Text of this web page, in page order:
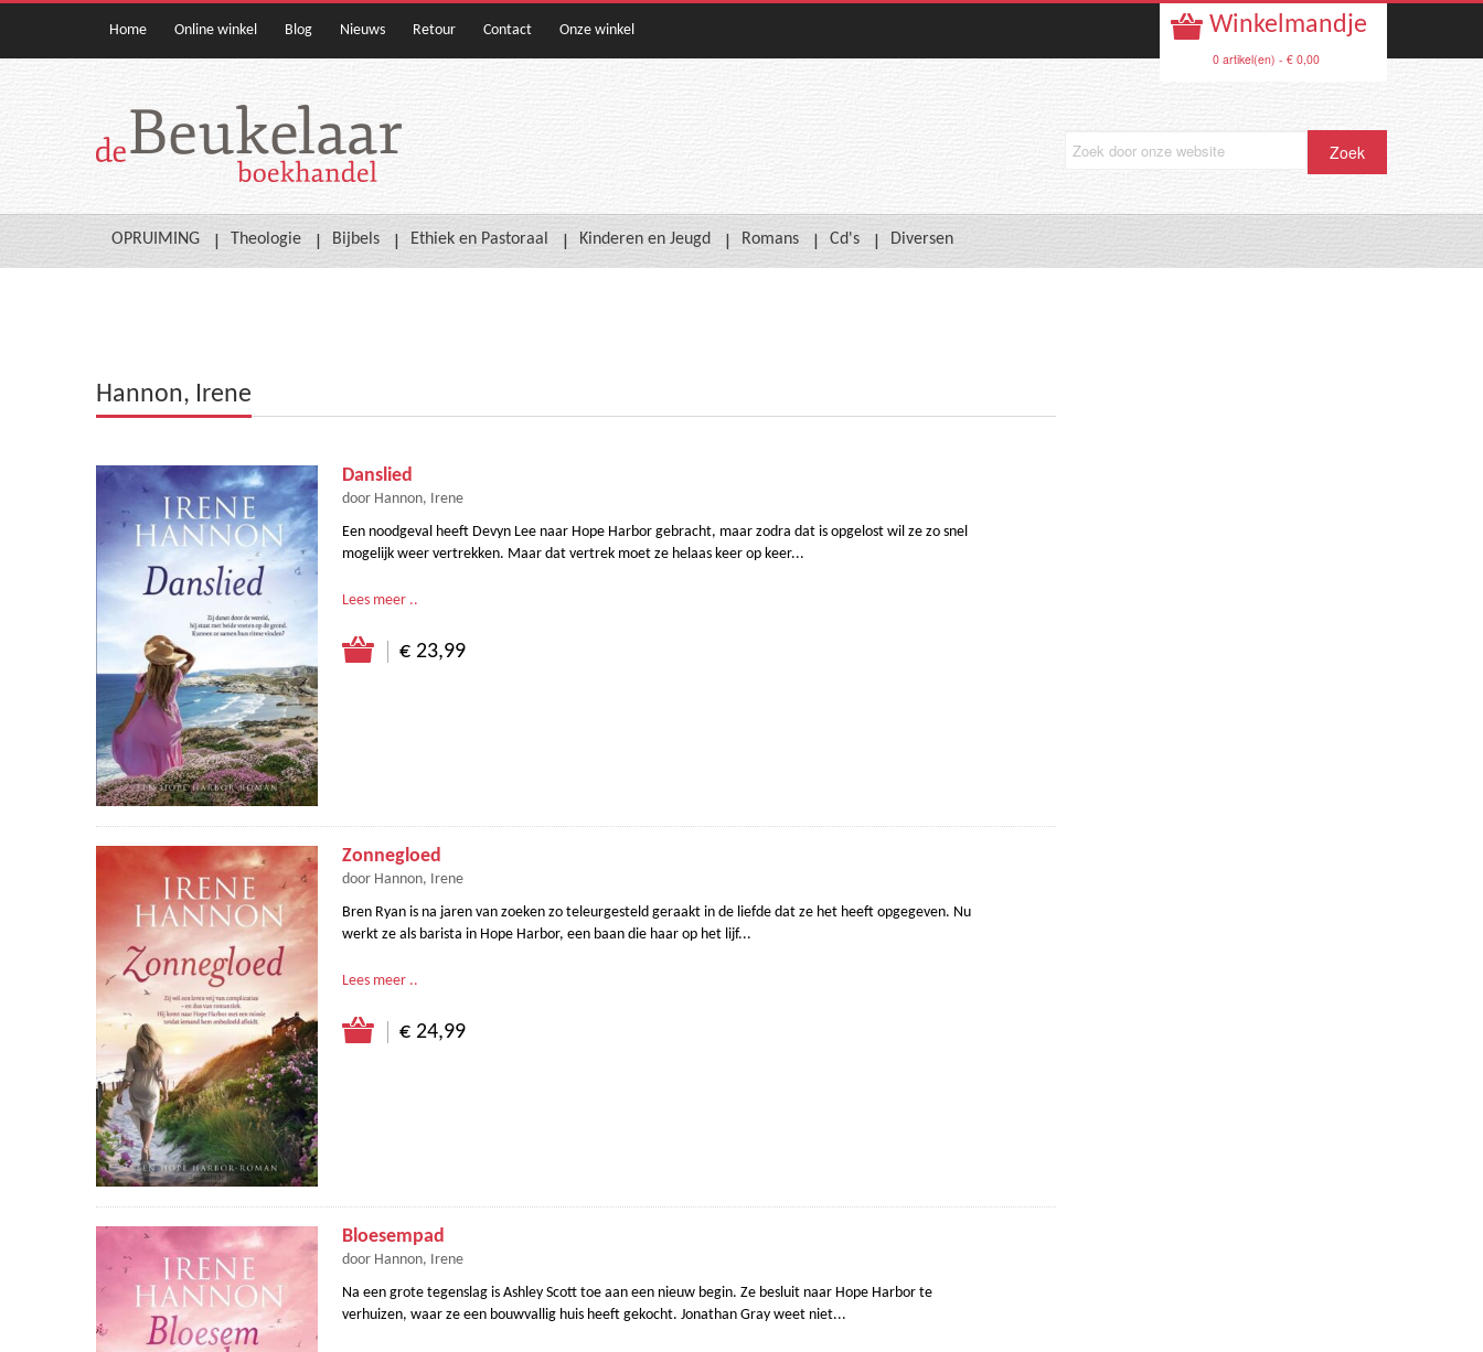
Home Online winkel Blog Nieuws Retour Contact Onze winkel Winkelmandje
0 artikel(en) - € 0,00
OPRUIMING Theologie Bijbels Ethiek en Pastoraal Kinderen en Jeugd Romans Cd's Diversen
Hannon, Irene
Danslied
door Hannon, Irene
Een noodgeval heeft Devyn Lee naar Hope Harbor gebracht, maar zodra dat is opgelost wil ze zo snel
mogelijk weer vertrekken. Maar dat vertrek moet ze helaas keer op keer...
Lees meer ..
€ 23,99
Zonnegloed
door Hannon, Irene
Bren Ryan is na jaren van zoeken zo teleurgesteld geraakt in de liefde dat ze het heeft opgegeven. Nu
werkt ze als barista in Hope Harbor, een baan die haar op het lijf...
Lees meer ..
€ 24,99
Bloesempad
door Hannon, Irene
Na een grote tegenslag is Ashley Scott toe aan een nieuw begin. Ze besluit naar Hope Harbor te
verhuizen, waar ze een bouwvallig huis heeft gekocht. Jonathan Gray weet niet...